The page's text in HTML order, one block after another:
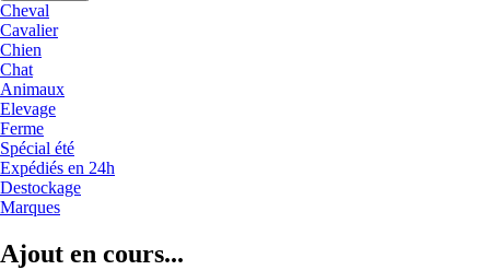
Cheval
Cavalier
Chien
Chat
Animaux
Elevage
Ferme
Spécial été
Expédiés en 24h
Destockage
Marques
Ajout en cours...